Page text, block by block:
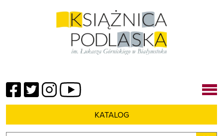
KATALOG
Facebook
TwitterInstagram
YouTube